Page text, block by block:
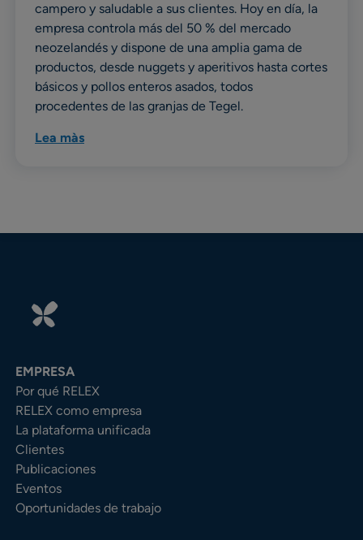
campero y saludable a sus clientes. Hoy en día, la
empresa controla más del 50 % del mercado
neozelandés y dispone de una amplia gama de
productos, desde nuggets y aperitivos hasta cortes
básicos y pollos enteros asados, todos
procedentes de las granjas de Tegel.
Lea màs
EMPRESA
Por qué RELEX
RELEX como empresa
La plataforma unificada
Clientes
Publicaciones
Eventos
Oportunidades de trabajo